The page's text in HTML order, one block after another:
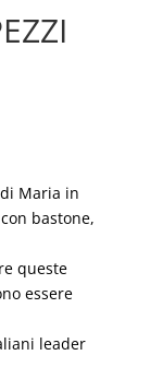
Maria in
bastone,
queste
essere
leader